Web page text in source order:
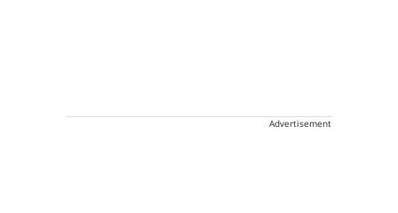
Advertisement